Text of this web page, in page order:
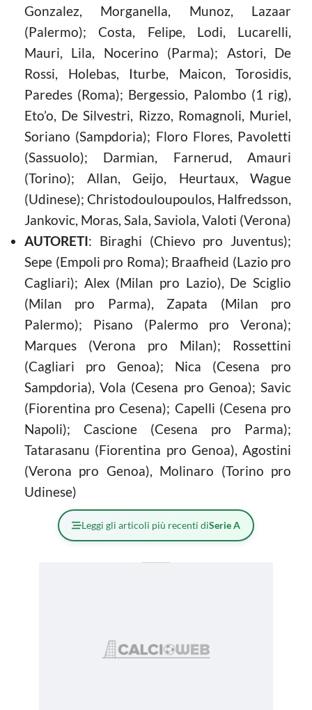
Gonzalez, Morganella, Munoz, Lazaar
(Palermo); Costa, Felipe, Lodi, Lucarelli,
Mauri, Lila, Nocerino (Parma); Astori, De
Rossi, Holebas, Iturbe, Maicon, Torosidis,
Paredes (Roma); Bergessio, Palombo (1 rig),
Eto’o, De Silvestri, Rizzo, Romagnoli, Muriel,
Soriano (Sampdoria); Floro Flores, Pavoletti
(Sassuolo); Darmian, Farnerud, Amauri
(Torino); Allan, Geijo, Heurtaux, Wague
(Udinese); Christodouloupoulos, Halfredsson,
Jankovic, Moras, Sala, Saviola, Valoti (Verona)
AUTORETI: Biraghi (Chievo pro Juventus);
Sepe (Empoli pro Roma); Braafheid (Lazio pro
Cagliari); Alex (Milan pro Lazio), De Sciglio
(Milan pro Parma), Zapata (Milan pro
Palermo); Pisano (Palermo pro Verona);
Marques (Verona pro Milan); Rossettini
(Cagliari pro Genoa); Nica (Cesena pro
Sampdoria), Vola (Cesena pro Genoa); Savic
(Fiorentina pro Cesena); Capelli (Cesena pro
Napoli); Cascione (Cesena pro Parma);
Tatarasanu (Fiorentina pro Genoa), Agostini
(Verona pro Genoa), Molinaro (Torino pro
Udinese)
Leggi gli articoli più recenti diSerie A